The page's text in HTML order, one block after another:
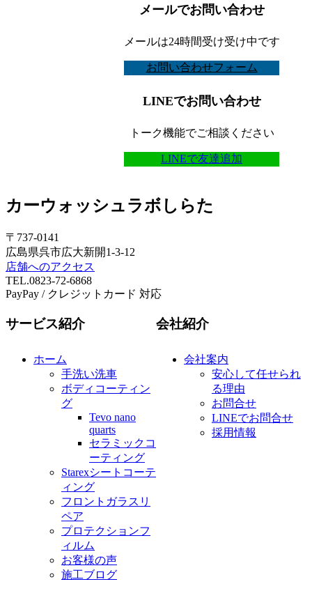
メールでお問い合わせ
メールは24時間受け受け中です
お問い合わせフォーム
LINEでお問い合わせ
トーク機能でご相談ください
LINEで友達追加
カーウォッシュラボしらた
〒737-0141
広島県呉市広大新開1-3-12
店舗へのアクセス
TEL.0823-72-6868
PayPay / クレジットカード 対応
サービス紹介
ホーム
手洗い洗車
ボディコーティン
グ
Tevo nano
quarts
セラミックコ
ーティング
Starexシートコーテ
ィング
フロントガラスリ
ペア
プロテクションフ
ィルム
お客様の声
施工ブログ
会社紹介
会社案内
安心して任せられ
る理由
お問合せ
LINEでお問合せ
採用情報